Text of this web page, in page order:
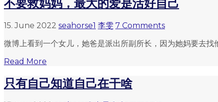
不要救妈妈，最大的爱是活好自己
15. June 2022 seahorse1 李雯 7 Comments
微博上看到一个女儿，她爸是派出所副所长，因为她妈要去
Read More
只有自己知道自己在干啥